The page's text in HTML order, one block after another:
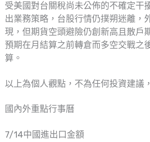
受美國對台關稅尚未公佈的不確定干
出業務策略，台股行情仍撲朔迷離，
現，但期貨空頭避險仍創新高且散戶
預期在月結算之前轉倉而多空交戰之
算。
以上為個人觀點，不為任何投資建議
國內外重點行事曆
7/14中國進出口金額